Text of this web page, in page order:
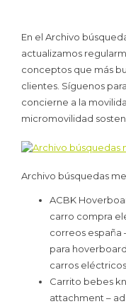
En el Archivo
actualizamos
conceptos que más
clientes. Síguenos
concierne a la
micromovilidad
Archivo búsquedas
ACBK
carro compra
correos españa
para
carros
Carrito bebes
attachment –